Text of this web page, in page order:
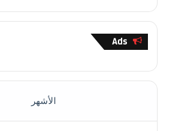
Ads
الأشهر